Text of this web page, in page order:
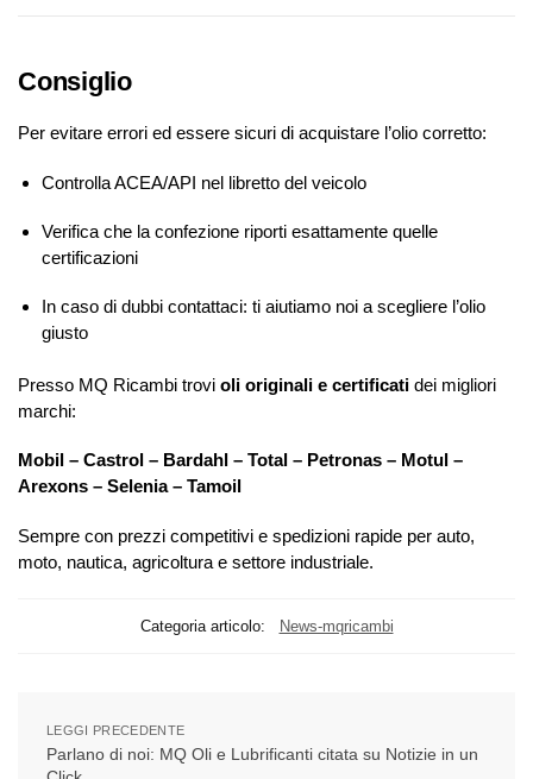
Consiglio
Per evitare errori ed essere sicuri di acquistare l’olio corretto:
Controlla ACEA/API nel libretto del veicolo
Verifica che la confezione riporti esattamente quelle
certificazioni
In caso di dubbi contattaci: ti aiutiamo noi a scegliere l’olio
giusto
Presso MQ Ricambi trovi oli originali e certificati dei migliori
marchi:
Mobil – Castrol – Bardahl – Total – Petronas – Motul –
Arexons – Selenia – Tamoil
Sempre con prezzi competitivi e spedizioni rapide per auto,
moto, nautica, agricoltura e settore industriale.
Categoria articolo: News-mqricambi
LEGGI PRECEDENTE
Parlano di noi: MQ Oli e Lubrificanti citata su Notizie in un